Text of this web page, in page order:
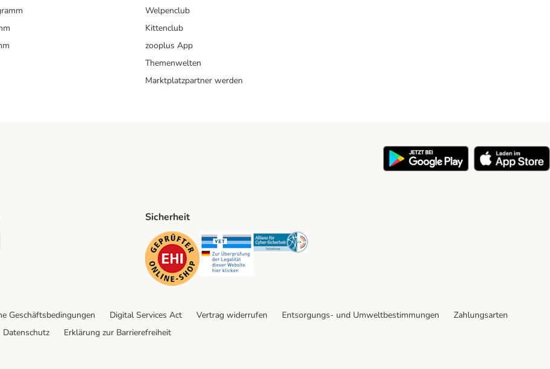
Welpenclub
Kittenclub
zooplus App
Themenwelten
Marktplatzpartner werden
Method
Sicherheit
Security Security Security
Geschäftsbedingungen Digital Services Act Vertrag widerrufen Entsorgungs- und Umweltbestimmungen
Zahlungsarten
Datenschutz Erklärung zur Barrierefreiheit